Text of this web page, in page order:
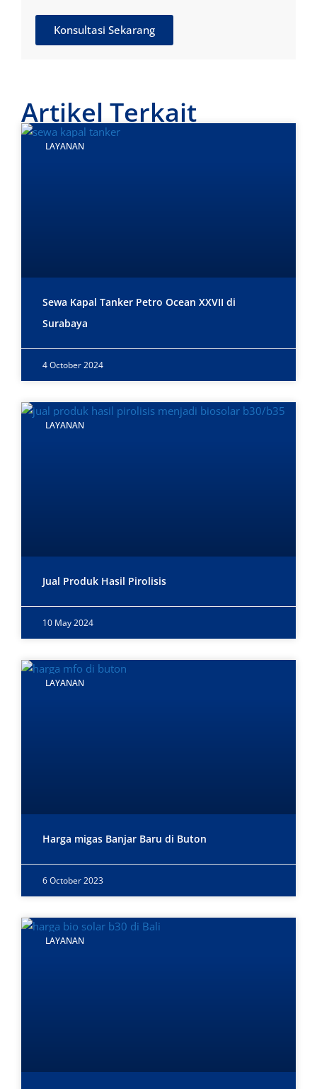
Konsultasi Sekarang
Artikel Terkait
LAYANAN
Sewa Kapal Tanker Petro Ocean XXVII di
Surabaya
4 October 2024
LAYANAN
Jual Produk Hasil Pirolisis
10 May 2024
LAYANAN
Harga migas Banjar Baru di Buton
6 October 2023
LAYANAN